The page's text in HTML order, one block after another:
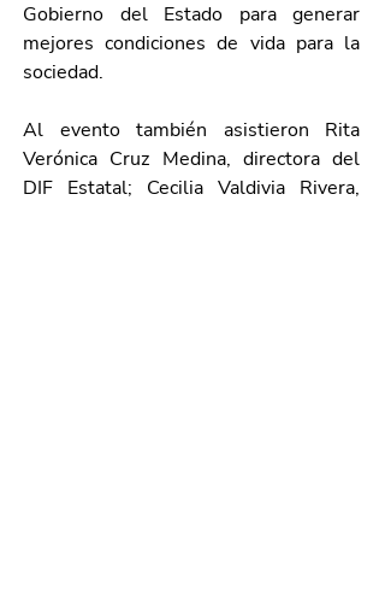
Gobierno del Estado para generar
mejores condiciones de vida para la
sociedad.
Al evento también asistieron Rita
Verónica Cruz Medina, directora del
DIF Estatal; Cecilia Valdivia Rivera,